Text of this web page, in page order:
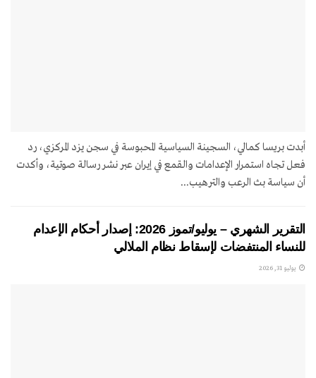
أبدت بريسا كمالي، السجينة السياسية المحبوسة في سجن يزد المركزي، رد
فعل تجاه استمرار الإعدامات والقمع في إيران عبر نشر رسالة صوتية، وأكدت
أن سياسة بث الرعب والترهيب...
التقرير الشهري – يوليو/تموز 2026: إصدار أحكام الإعدام
للنساء المنتفضات لإسقاط نظام الملالي
يوليو 31, 2026